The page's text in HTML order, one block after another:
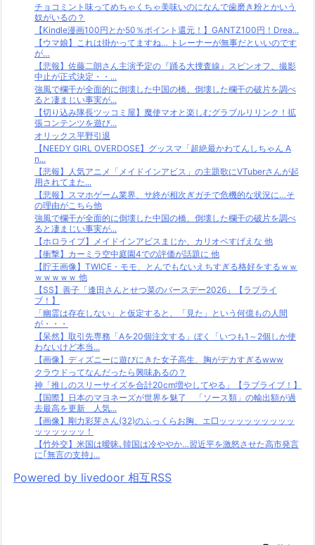
チョコミント味ってめちゃくちゃ美味いのになんで歯磨き粉とかいう
奴がいるの？
【Kindle漫画100円とか50％ポイント還元！】GANTZ100円！Drea...
【ウマ娘】これは掛かってますね… トレーナーが無事だといいのです
が…
【悲報】佐藤二朗さん主演予定の『踊る大捜査線』スピンオフ、撮影
中止が正式決定・・...
強風で欄干が全面的に倒壊した中国の橋、倒壊した欄干の破片を調べ
ると凄まじい事実が...
【切り込み隊長ツッコミ屋】魔使マオと楽しむグラブルリリンク！拡
張コンテンツを遊び...
オリックス平野引退
【NEEDY GIRL OVERDOSE】グッスマ「超絶最かわてんしちゃん A
n...
【悲報】人気アニメ「メイドインアビス」の主題歌にVTuberさんが起
用されてまた...
【悲報】スマホゲーム業界、サ終が相次ぎガチで危機的な状況に…そ
の理由がこちら他
強風で欄干が全面的に倒壊した中国の橋、倒壊した欄干の破片を調べ
ると凄まじい事実が...
【ホロライブ】メイドインアビスまじか、カリオペすげえな 他
【衝撃】カーミラ空中庭園4での評価が話題に 他
【貯王画像】TWICE・モモ、とんでもないえちすぎる格好をするｗｗ
ｗｗｗｗｗ 他
【SS】善子「逢田さんとせつ菜のバースデー2026」【ラブライ
ブ！】
「幽霊は存在しない」と仮定すると、「見た」という何億もの人間
が・・・
【呆然】取引先専務「Aを20個注文する」ぼく「いつも1～2個しか使
わないけど本当...
【画像】ディズニーに遊びにきた女子高生、胸がデカすぎるwww
クラウドってなんだったら興味あるの？
神「推しのスリーサイズを合計20cm増やしてやる」【ラブライブ！】
【国際】日本のマヨネーズが世界を魅了 「ソース類」の輸出額が過
去最高を更新 人気...
【画像】剛力彩芽さん(32)のふっくらお胸、エ□ッッッッッッッッッ
ッッッッッッ！
【竹外交】米国は曖昧､韓国は冷ややか…習近平を激怒させた高市発言
に｢無言の支持｣...
Powered by livedoor 相互RSS